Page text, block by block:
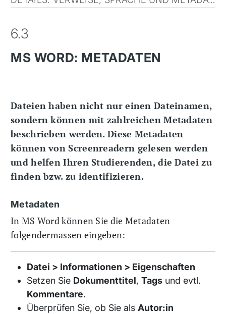
6.3
MS WORD: METADATEN
Dateien haben nicht nur einen Dateinamen,
sondern können mit zahlreichen Metadaten
beschrieben werden. Diese Metadaten
können von Screenreadern gelesen werden
und helfen Ihren Studierenden, die Datei zu
finden bzw. zu identifizieren.
Metadaten
In MS Word können Sie die Metadaten
folgendermassen eingeben:
Datei > Informationen > Eigenschaften
Setzen Sie Dokumenttitel, Tags und evtl.
Kommentare.
Überprüfen Sie, ob Sie als Autor:in